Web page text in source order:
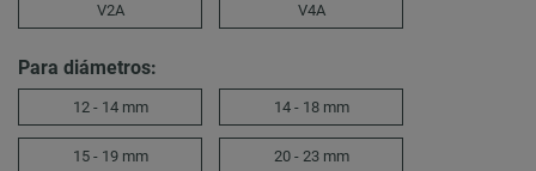
V2A V4A
Para diámetros:
12 - 14 mm 14 - 18 mm
15 - 19 mm 20 - 23 mm